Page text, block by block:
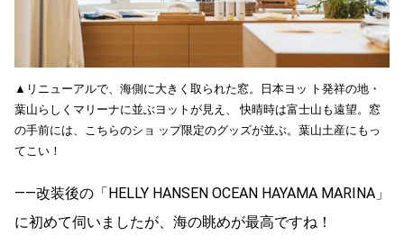
▲リニューアルで、海側に大きく取られた窓。日本ヨッ ト発祥の地・
葉山らしくマリーナに並ぶヨットが見え、 快晴時は富士山も遠望。窓
の手前には、こちらのショ ップ限定のグッズが並ぶ。葉山土産にもっ
てこい！
――改装後の「HELLY HANSEN OCEAN HAYAMA MARINA」
に初めて伺いましたが、海の眺めが最高ですね！